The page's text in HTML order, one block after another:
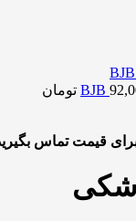
تومان
قیمت تماس